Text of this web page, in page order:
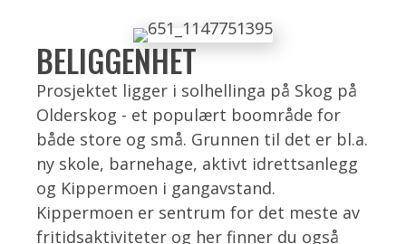
BELIGGENHET
Prosjektet ligger i solhellinga på Skog på
Olderskog - et populært boområde for
både store og små. Grunnen til det er bl.a.
ny skole, barnehage, aktivt idrettsanlegg
og Kippermoen i gangavstand.
Kippermoen er sentrum for det meste av
fritidsaktiviteter og her finner du også